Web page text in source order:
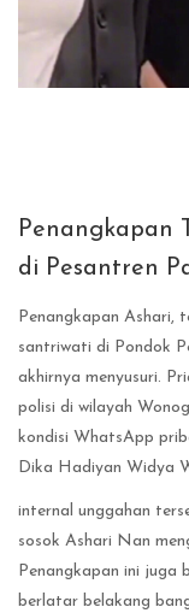
Penangkapan
di Pesantren
Penangkapan Ashari,
santriwati di Pondok
akhirnya menyusuri.
polisi di wilayah
kondisi WhatsApp
Dika Hadiyan Widya
internal unggahan
sosok Ashari Nan
Penangkapan ini juga
berlatar belakang